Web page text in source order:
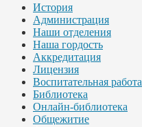
История
Администрация
Наши отделения
Наша гордость
Аккредитация
Лицензия
Воспитательная работа
Библиотека
Онлайн-библиотека
Общежитие